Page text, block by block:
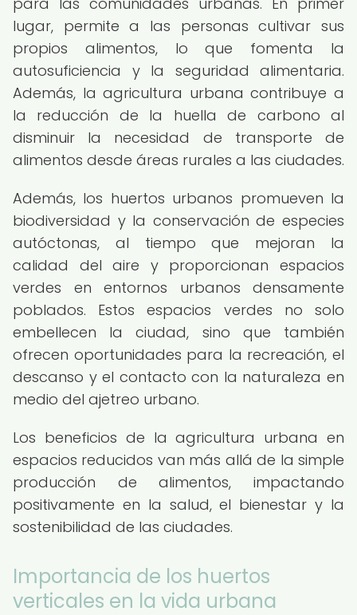
lugar, permite a las personas cultivar sus
propios alimentos, lo que fomenta la
autosuficiencia y la seguridad alimentaria.
Además, la agricultura urbana contribuye a
la reducción de la huella de carbono al
disminuir la necesidad de transporte de
alimentos desde áreas rurales a las ciudades.
Además, los huertos urbanos promueven la
biodiversidad y la conservación de especies
autóctonas, al tiempo que mejoran la
calidad del aire y proporcionan espacios
verdes en entornos urbanos densamente
poblados. Estos espacios verdes no solo
embellecen la ciudad, sino que también
ofrecen oportunidades para la recreación, el
descanso y el contacto con la naturaleza en
medio del ajetreo urbano.
Los beneficios de la agricultura urbana en
espacios reducidos van más allá de la simple
producción de alimentos, impactando
positivamente en la salud, el bienestar y la
sostenibilidad de las ciudades.
Importancia de los huertos
verticales en la vida urbana